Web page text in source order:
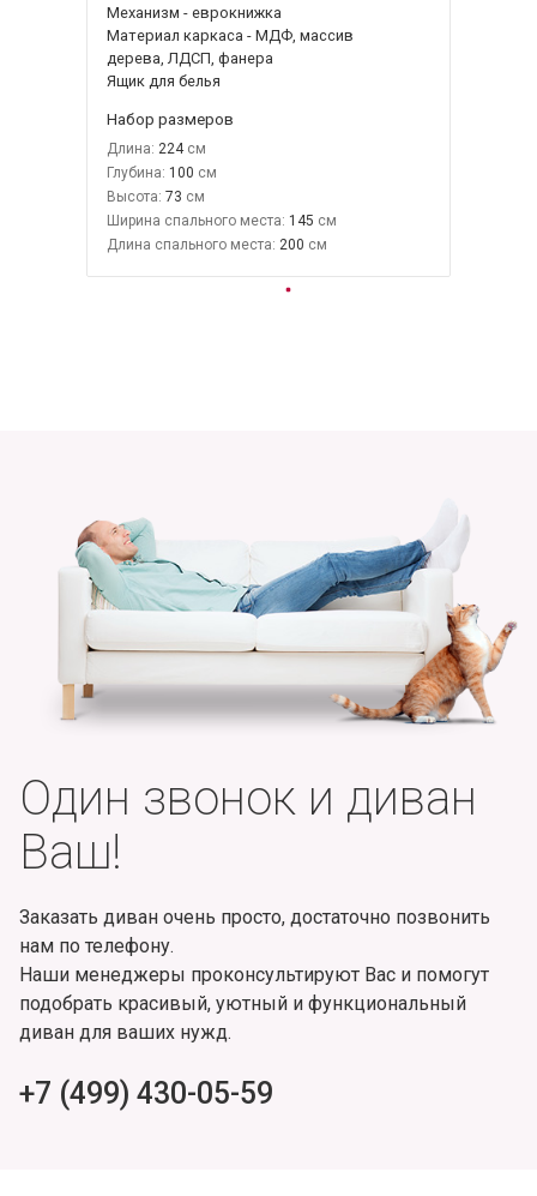
Механизм - еврокнижка
Материал каркаса - МДФ, массив
дерева, ЛДСП, фанера
Ящик для белья
Набор размеров
Длина: 224
Глубина: 100
Высота: 73
Ширина спального места: 145
Длина спального места: 200
Один звонок и диван
Ваш!
Заказать диван очень просто, достаточно позвонить
нам по телефону.
Наши менеджеры проконсультируют Вас и помогут
подобрать красивый, уютный и функциональный
диван для ваших нужд.
+7 (499) 430-05-59